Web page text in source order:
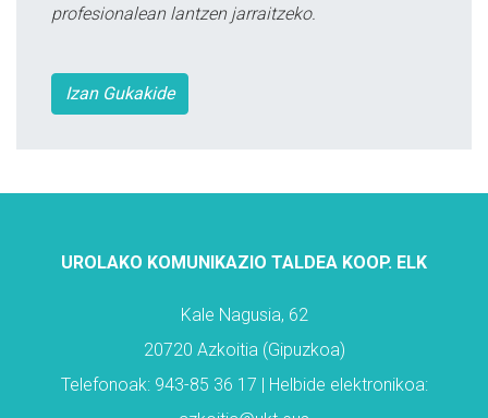
profesionalean lantzen jarraitzeko.
Izan Gukakide
UROLAKO KOMUNIKAZIO TALDEA KOOP. ELK
Kale Nagusia, 62
20720 Azkoitia (Gipuzkoa)
Telefonoak: 943-85 36 17 | Helbide elektronikoa: